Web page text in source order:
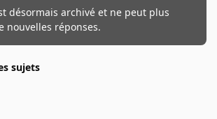
désormais archivé et ne peut plus
nouvelles réponses.
sujets